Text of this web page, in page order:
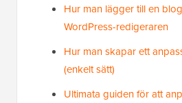
Hur man lägger till en
WordPress-redigeraren
Hur man skapar ett
(enkelt sätt)
Ultimata guiden för att